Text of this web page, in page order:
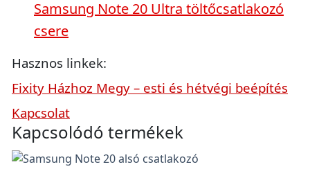
Samsung Note 20 Ultra töltőcsatlakozó
csere
Hasznos linkek:
Fixity Házhoz Megy – esti és hétvégi beépítés
Kapcsolat
Kapcsolódó termékek